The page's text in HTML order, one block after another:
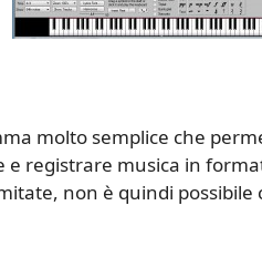
molto semplice che
registrare musica in
non è quindi